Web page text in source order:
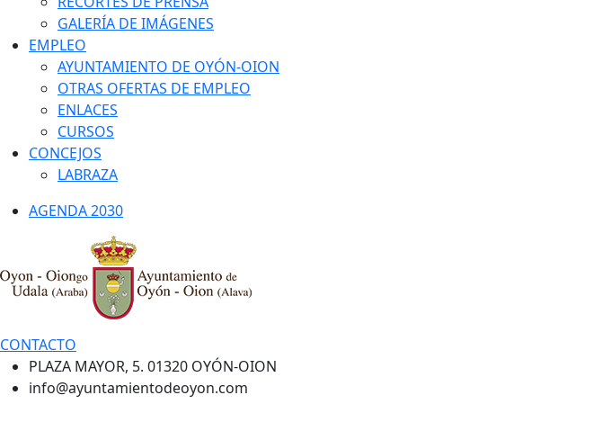
GALERÍA DE IMÁGENES
EMPLEO
AYUNTAMIENTO DE OYÓN-OION
OTRAS OFERTAS DE EMPLEO
ENLACES
CURSOS
CONCEJOS
LABRAZA
AGENDA 2030
CONTACTO
PLAZA MAYOR, 5. 01320 OYÓN-OION
info@ayuntamientodeoyon.com